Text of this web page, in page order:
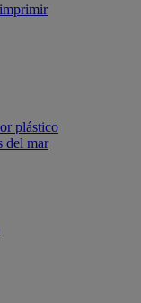
plástico
del mar